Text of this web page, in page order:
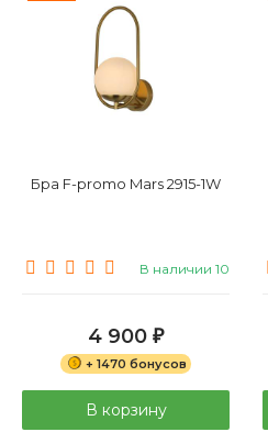
Бра F-promo Mars 2915-1W
В наличии 10
4 900 ₽
+ 1470 бонусов
В корзину